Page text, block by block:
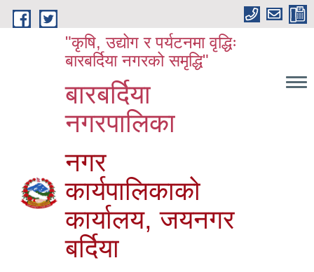
Skip to main content
"कृषि, उद्योग र पर्यटनमा वृद्धिः
बारबर्दिया नगरको समृद्धि"
बारबर्दिया
नगरपालिका
नगर
कार्यपालिकाको
कार्यालय, जयनगर
बर्दिया